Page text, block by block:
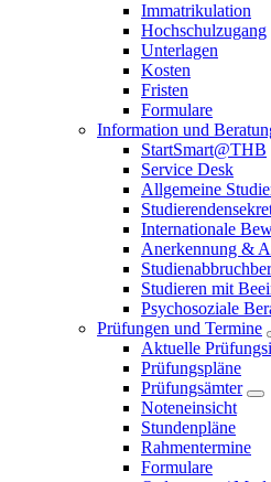
Immatrikulation
Hochschulzugang
Unterlagen
Kosten
Fristen
Formulare
Information und
StartSmart@THB
Service Desk
Allgemeine
Internationale
Anerkennung &
Studieren mit
Psychosoziale
Prüfungen und Termine
Aktuelle
Prüfungspläne
Prüfungsämter
Noteneinsicht
Stundenpläne
Rahmentermine
Formulare